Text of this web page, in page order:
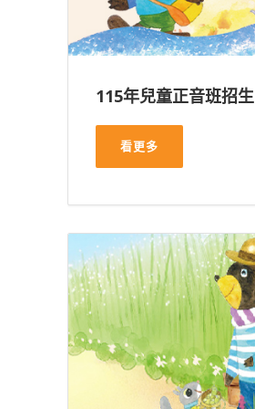
115年兒童正音班招生
看更多